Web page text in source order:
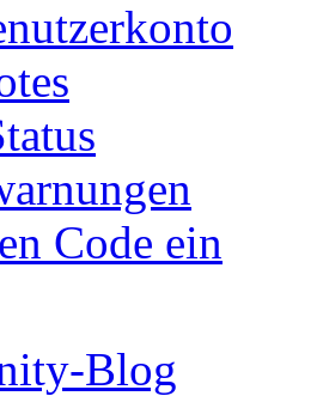
Code ein
Blog